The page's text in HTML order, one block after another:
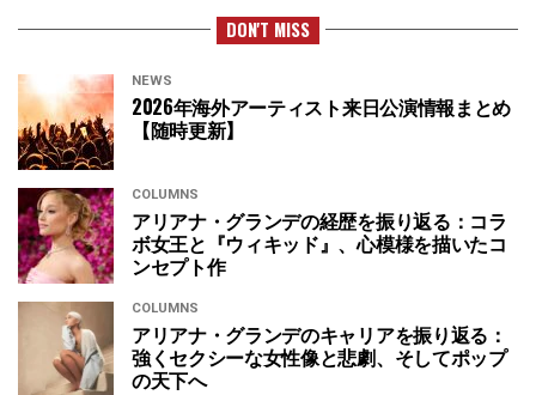
DON'T MISS
NEWS
2026年海外アーティスト来日公演情報まとめ
【随時更新】
COLUMNS
アリアナ・グランデの経歴を振り返る：コラ
ボ女王と『ウィキッド』、心模様を描いたコ
ンセプト作
COLUMNS
アリアナ・グランデのキャリアを振り返る：
強くセクシーな女性像と悲劇、そしてポップ
の天下へ